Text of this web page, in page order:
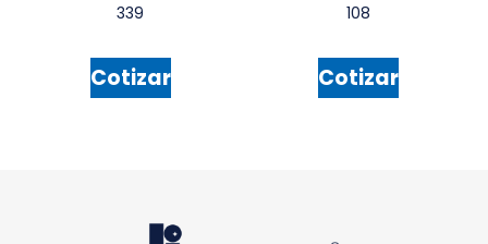
339
Cotizar
108
Cotizar